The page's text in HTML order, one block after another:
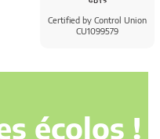
Certified by Control Union
CU1099579
écolos !